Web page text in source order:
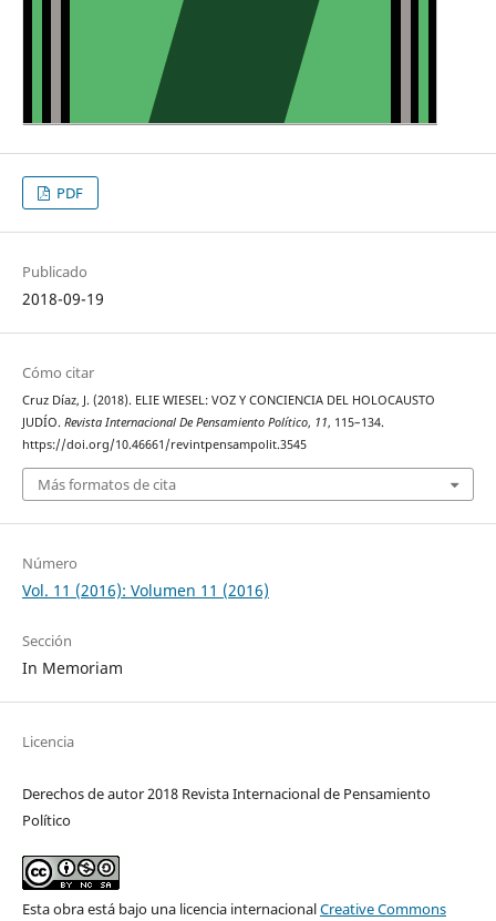
PDF
Publicado
2018-09-19
Cómo citar
Cruz Díaz, J. (2018). ELIE WIESEL: VOZ Y CONCIENCIA DEL HOLOCAUSTO
JUDÍO. Revista Internacional De Pensamiento Político, 11, 115–134.
https://doi.org/10.46661/revintpensampolit.3545
Más formatos de cita
Número
Vol. 11 (2016): Volumen 11 (2016)
Sección
In Memoriam
Licencia
Derechos de autor 2018 Revista Internacional de Pensamiento
Político
Esta obra está bajo una licencia internacionalCreative Commons